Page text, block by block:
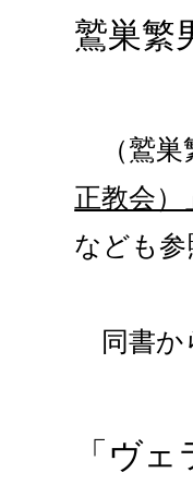
鷲巣繁
（鷲巣
正教会）
なども参
同書か
「ヴ